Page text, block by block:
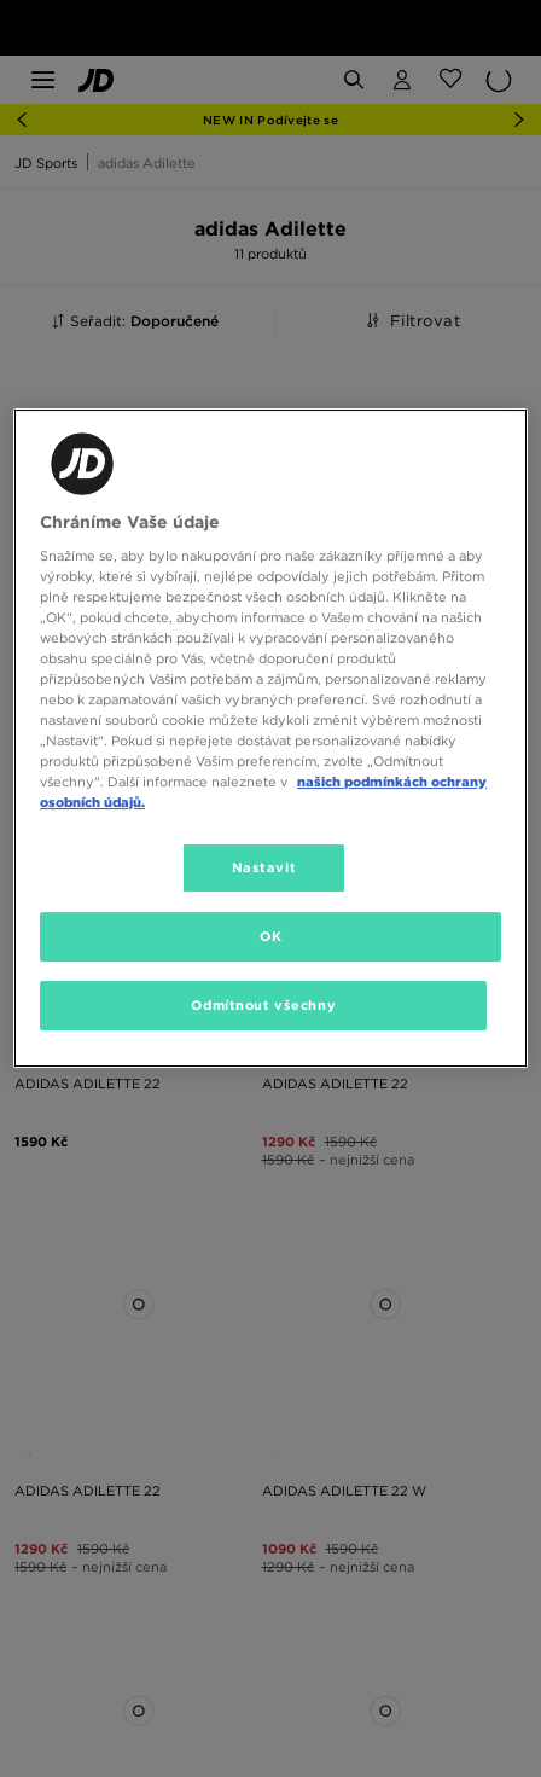
NEW IN Podívejte se
JD Sports adidas Adilette
adidas Adilette
11 produktů
Seřadit: Doporučené Filtrovat
ADIDAS ADILETTE 22 ADIDAS ADILETTE 22
1590 Kč
ADIDAS ADILETTE 22
1590 Kč
ADIDAS ADILETTE 22
1290 Kč 1590 Kč
1590 Kč – nejnižší cena
ADIDAS ADILETTE 22
1290 Kč 1590 Kč
1590 Kč – nejnižší cena
ADIDAS ADILETTE 22 W
1090 Kč 1590 Kč
1290 Kč – nejnižší cena
Chráníme Vaše údaje
Snažíme se, aby bylo nakupování pro naše zákazníky příjemné a aby
výrobky, které si vybírají, nejlépe odpovídaly jejich potřebám. Přitom
plně respektujeme bezpečnost všech osobních údajů. Klikněte na
„OK“, pokud chcete, abychom informace o Vašem chování na našich
webových stránkách používali k vypracování personalizovaného
obsahu speciálně pro Vás, včetně doporučení produktů
přizpůsobených Vašim potřebám a zájmům, personalizované reklamy
nebo k zapamatování vašich vybraných preferencí. Své rozhodnutí a
nastavení souborů cookie můžete kdykoli změnit výběrem možnosti
„Nastavit“. Pokud si nepřejete dostávat personalizované nabídky
produktů přizpůsobené Vašim preferencím, zvolte „Odmítnout
všechny“. Další informace naleznete v našich podmínkách ochrany
osobních údajů.
Nastavit
Odmítnout všechny
OK